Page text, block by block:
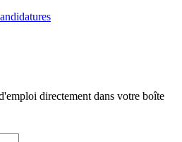
directement dans votre boîte